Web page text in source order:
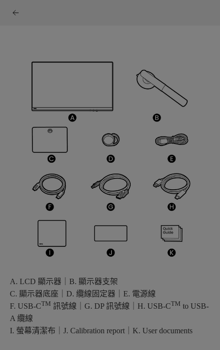
A. LCD 顯示器｜B. 顯示器支架
C. 顯示器底座｜D. 纜線固定器｜E. 電源線
F. USB-CTM 訊號線｜G. DP 訊號線｜H. USB-CTM to USB-
A 纜線
I. 螢幕清潔布｜J. Calibration report｜K. User documents